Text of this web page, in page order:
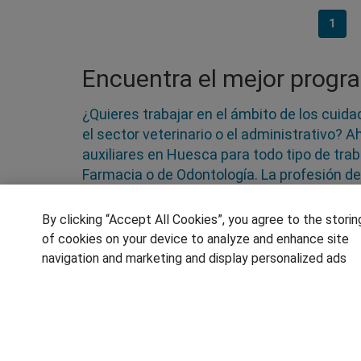
1
Encuentra el mejor
¿Quieres trabajar en el ámbito de los
el sector veterinario o el administrativo?
auxiliares en Huesca para todo tipo de
Farmacia o de Odontología. La profesión
Puedes hacer un curso presencial o bajo
By clicking “Accept All Cookies”, you agree to the
of cookies on your device to analyze and enhance site
navigation and marketing and display personalized ads